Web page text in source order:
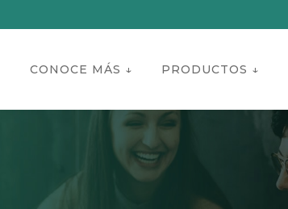
CONOCE MÁS ↓ PRODUCTOS ↓